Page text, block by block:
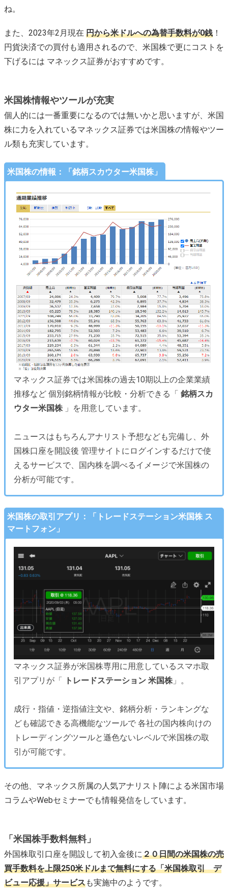
ね。
また、2023年2月現在 円から米ドルへの為替手数料が0銭 ！
円貨決済での買付も適用されるので、米国株で更にコストを
下げるには マネックス証券がおすすめです。
米国株情報やツールが充実
個人的には一番重要になるのでは無いかと思いますが、米国
株に力を入れているマネックス証券では米国株の情報やツー
ル類も充実しています。
米国株の情報：「銘柄スカウター米国株」
マネックス証券では米国株の過去10期以上の企業業績
推移など 個別銘柄情報が比較・分析できる「 銘柄スカ
ウター米国株 」を用意しています。
ニュースはもちろんアナリスト予想なども完備し、外
国株口座を開設後 管理サイトにログインするだけで使
えるサービスで、国内株を調べるイメージで米国株の
分析が可能です。
米国株の取引アプリ：「トレードステーション米国株 ス
マートフォン」
マネックス証券が米国株専用に用意しているスマホ取
引アプリが「
トレードステーション 米国株」。
成行・指値・逆指値注文や、銘柄分析・ランキングな
ども確認できる高機能なツールで 各社の国内株向けの
トレーディングツールと遜色ないレベルで米国株の取
引が可能です。
その他、マネックス所属の人気アナリスト陣による米国市場
コラムやWebセミナーでも情報発信をしています。
「米国株手数料無料」
外国株取引口座を開設して初入金後に２０日間の米国株の売
買手数料を上限250米ドルまで無料にする「米国株取引 デ
ビュー応援」サービスも実施中のようです。